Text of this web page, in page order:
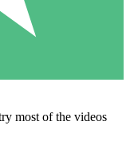
most of the videos